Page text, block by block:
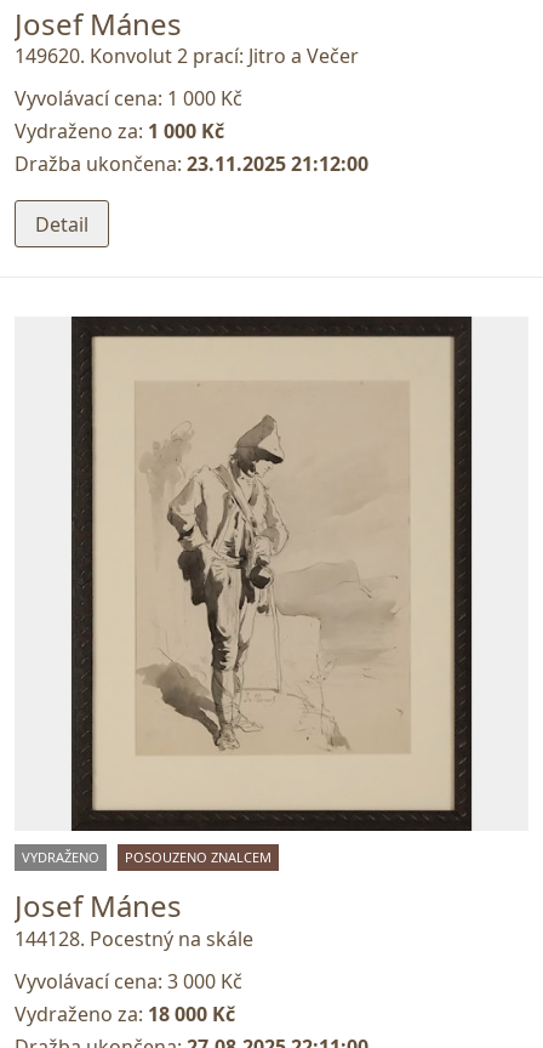
Josef Mánes
149620. Konvolut 2 prací: Jitro a Večer
Vyvolávací cena: 1 000 Kč
Vydraženo za: 1 000 Kč
Dražba ukončena: 23.11.2025 21:12:00
Detail
VYDRAŽENO POSOUZENO ZNALCEM
Josef Mánes
144128. Pocestný na skále
Vyvolávací cena: 3 000 Kč
Vydraženo za: 18 000 Kč